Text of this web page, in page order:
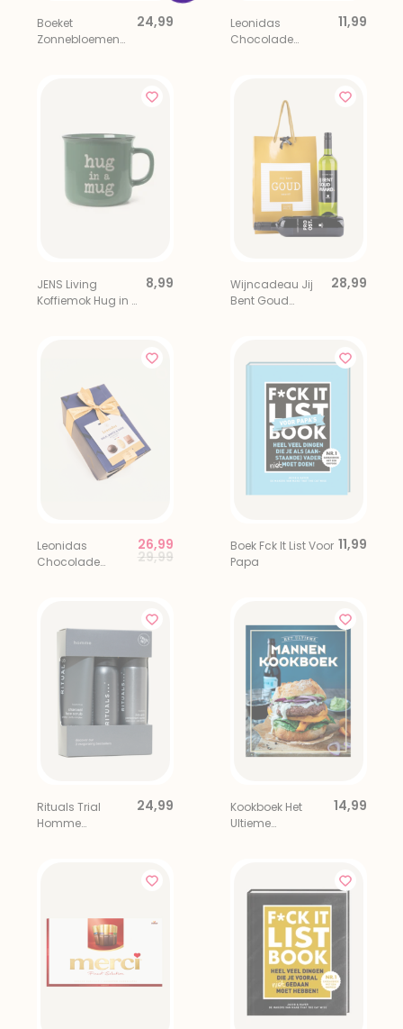
Boeket
Zonnebloemen
24,99
Leonidas
Chocolade
11,99
JENS Living
Koffiemok Hug in a
8,99
Wijncadeau Jij
Bent Goud
28,99
Leonidas
Chocolade
Price reduced from
29,99to
26,99
Boek Fck It List Voor
Papa
11,99
Rituals Trial
Homme
24,99
Kookboek Het
Ultieme
14,99